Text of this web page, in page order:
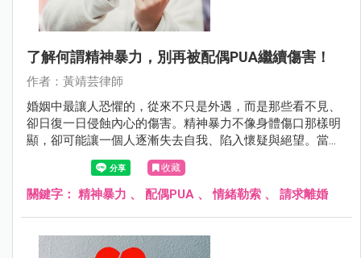
了解何謂精神暴力，別再被配偶PUA繼續傷害！
作者：黃靖芸律師
婚姻中最讓人恐懼的，從來不只是外遇，而是那些看不見、
卻日復一日侵蝕內心的傷害。精神暴力不像身體傷口那樣明
顯，卻可能讓一個人逐漸失去自我、陷入懷疑與絕望。當愛
變成控制、關心變成貶低，關係就已經悄悄變質。
收藏
關鍵字： 精神暴力 、 配偶PUA 、情緒勒索 、 請求離婚